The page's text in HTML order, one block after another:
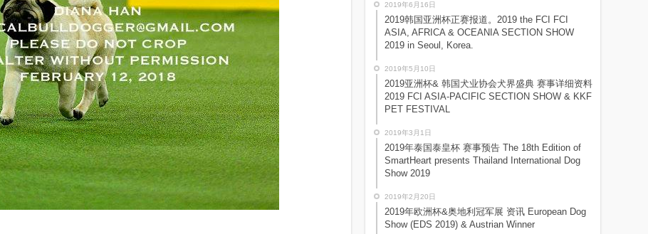
2019年6月16日
2019韩国亚洲杯正赛报道。2019 the FCI FCI
ASIA, AFRICA & OCEANIA SECTION SHOW
2019 in Seoul, Korea.
2019年5月10日
2019亚洲杯& 韩国犬业协会犬界盛典 赛事详细资料
2019 FCI ASIA-PACIFIC SECTION SHOW & KKF
PET FESTIVAL
2019年3月1日
2019年泰国泰皇杯 赛事预告 The 18th Edition of
SmartHeart presents Thailand International Dog
Show 2019
2019年2月20日
2019年欧洲杯&奥地利冠军展 资讯 European Dog
Show (EDS 2019) & Austrian Winner